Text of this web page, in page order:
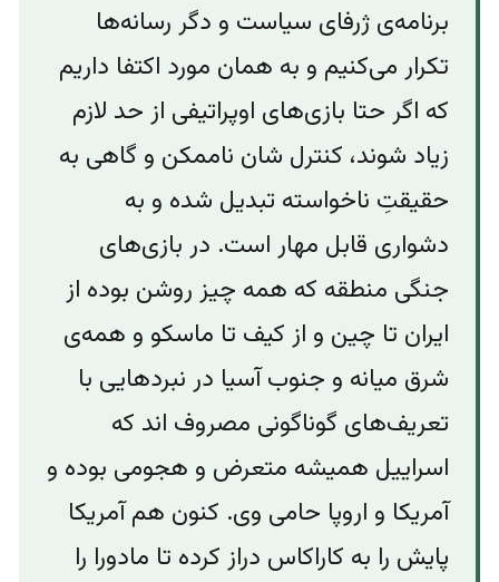
برنامه‌ی ژرفای سیاست و دگر رسانه‌ها
تکرار می‌کنیم و به همان مورد اکتفا داریم
که اگر حتا بازی‌های اوپراتیفی از حد لازم
زیاد شوند، کنترل شان ناممکن و گاهی به
حقیقتِ ناخواسته تبدیل شده و به
دشواری قابل مهار است. در بازی‌های
جنگی منطقه که همه چیز روشن بوده از
ایران تا چین و از کیف تا ماسکو و همه‌ی
شرق میانه و جنوب آسیا در نبردهایی با
تعریف‌های گوناگونی مصروف اند که
اسراییل همیشه متعرض و هجومی بوده و
آمریکا و اروپا حامی وی. کنون هم آمریکا
پایش را به کاراکاس دراز کرده تا مادورا را